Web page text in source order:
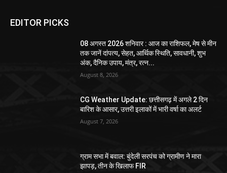
EDITOR PICKS
08 अगस्त 2026 शनिवार : आज का राशिफल, मेष से मीन
तक जानें दांपत्य, सेहत, आर्थिक स्थिति, सावधानी, शुभ
अंक, दैनिक उपाय, मंत्र, रत्न...
August 8, 2026
CG Weather Update: छत्तीसगढ़ में अगले 2 दिन
बारिश के आसार, उत्तरी इलाकों में भारी वर्षा का अलर्ट
August 7, 2026
ग्राम सभा में बवाल: बुंदेली सरपंच को ग्रामीण ने मारा
झापड़, तीन के खिलाफ FIR